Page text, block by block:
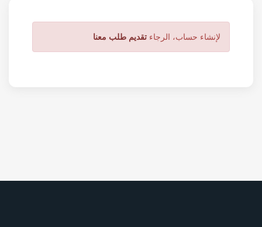
لإنشاء حساب، الرجاء تقديم طلب معنا